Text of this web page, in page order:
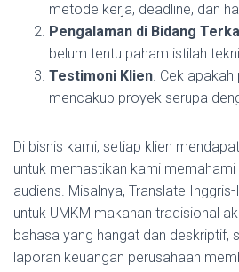
metode kerja, deadline, dan
Pengalaman di Bidang
belum tentu paham istilah
Testimoni Klien. Cek
mencakup proyek serupa
Di bisnis kami, setiap klien
untuk memastikan kami
audiens. Misalnya, Translate
untuk UMKM makanan tradisional
bahasa yang hangat dan deskriptif,
laporan keuangan perusahaan